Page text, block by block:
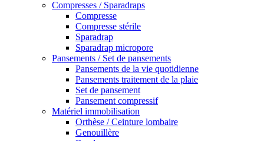
Compresses / Sparadraps
Compresse
Compresse stérile
Sparadrap
Sparadrap micropore
Pansements / Set de pansements
Pansements de la vie quotidienne
Pansements traitement de la plaie
Set de pansement
Pansement compressif
Matériel immobilisation
Orthèse / Ceinture lombaire
Genouillère